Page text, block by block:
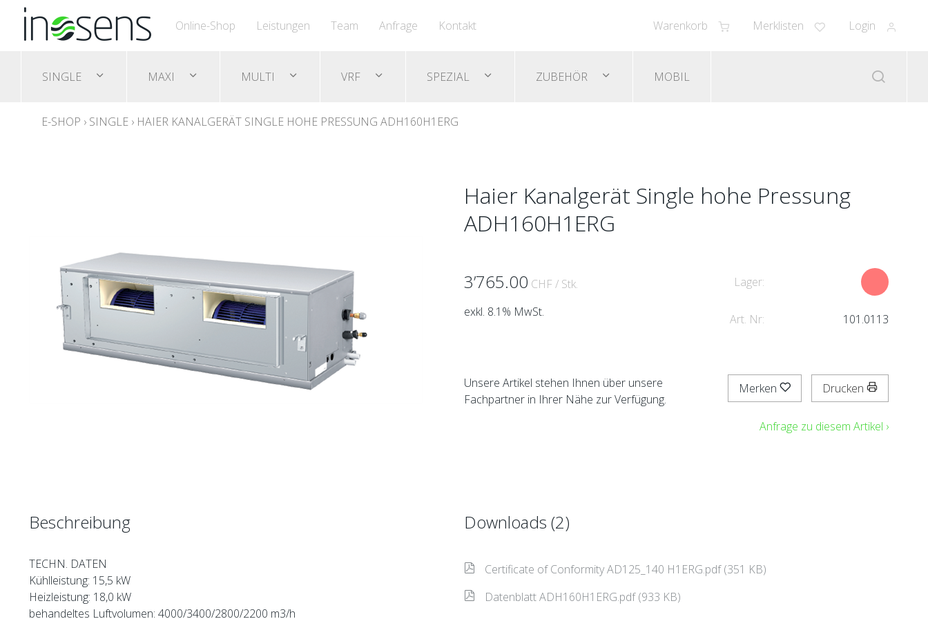
Warenkorb Merklisten Login
Online-Shop Leistungen Team Anfrage Kontakt
SINGLE MAXI MULTI VRF SPEZIAL ZUBEHÖR MOBIL
E-SHOP › SINGLE › HAIER KANALGERÄT SINGLE HOHE PRESSUNG ADH160H1ERG
Haier Kanalgerät Single hohe Pressung
ADH160H1ERG
3’765.00 CHF / Stk.
exkl. 8.1% MwSt.
Lager:
Art. Nr: 101.0113
Unsere Artikel stehen Ihnen über unsere
Fachpartner in Ihrer Nähe zur Verfügung.
Merken Drucken
Anfrage zu diesem Artikel ›
Beschreibung
TECHN. DATEN
Kühlleistung: 15,5 kW
Heizleistung: 18,0 kW
behandeltes Luftvolumen: 4000/3400/2800/2200 m3/h
Downloads (2)
Certificate of Conformity AD125_140 H1ERG.pdf (351 KB)
Datenblatt ADH160H1ERG.pdf (933 KB)